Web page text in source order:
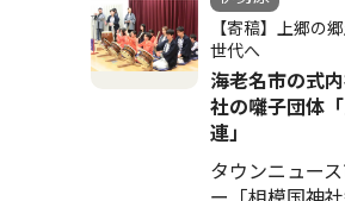
【寄稿】上郷の
世代へ
海老名市の式
社の囃子団体
連」
タウンニュー